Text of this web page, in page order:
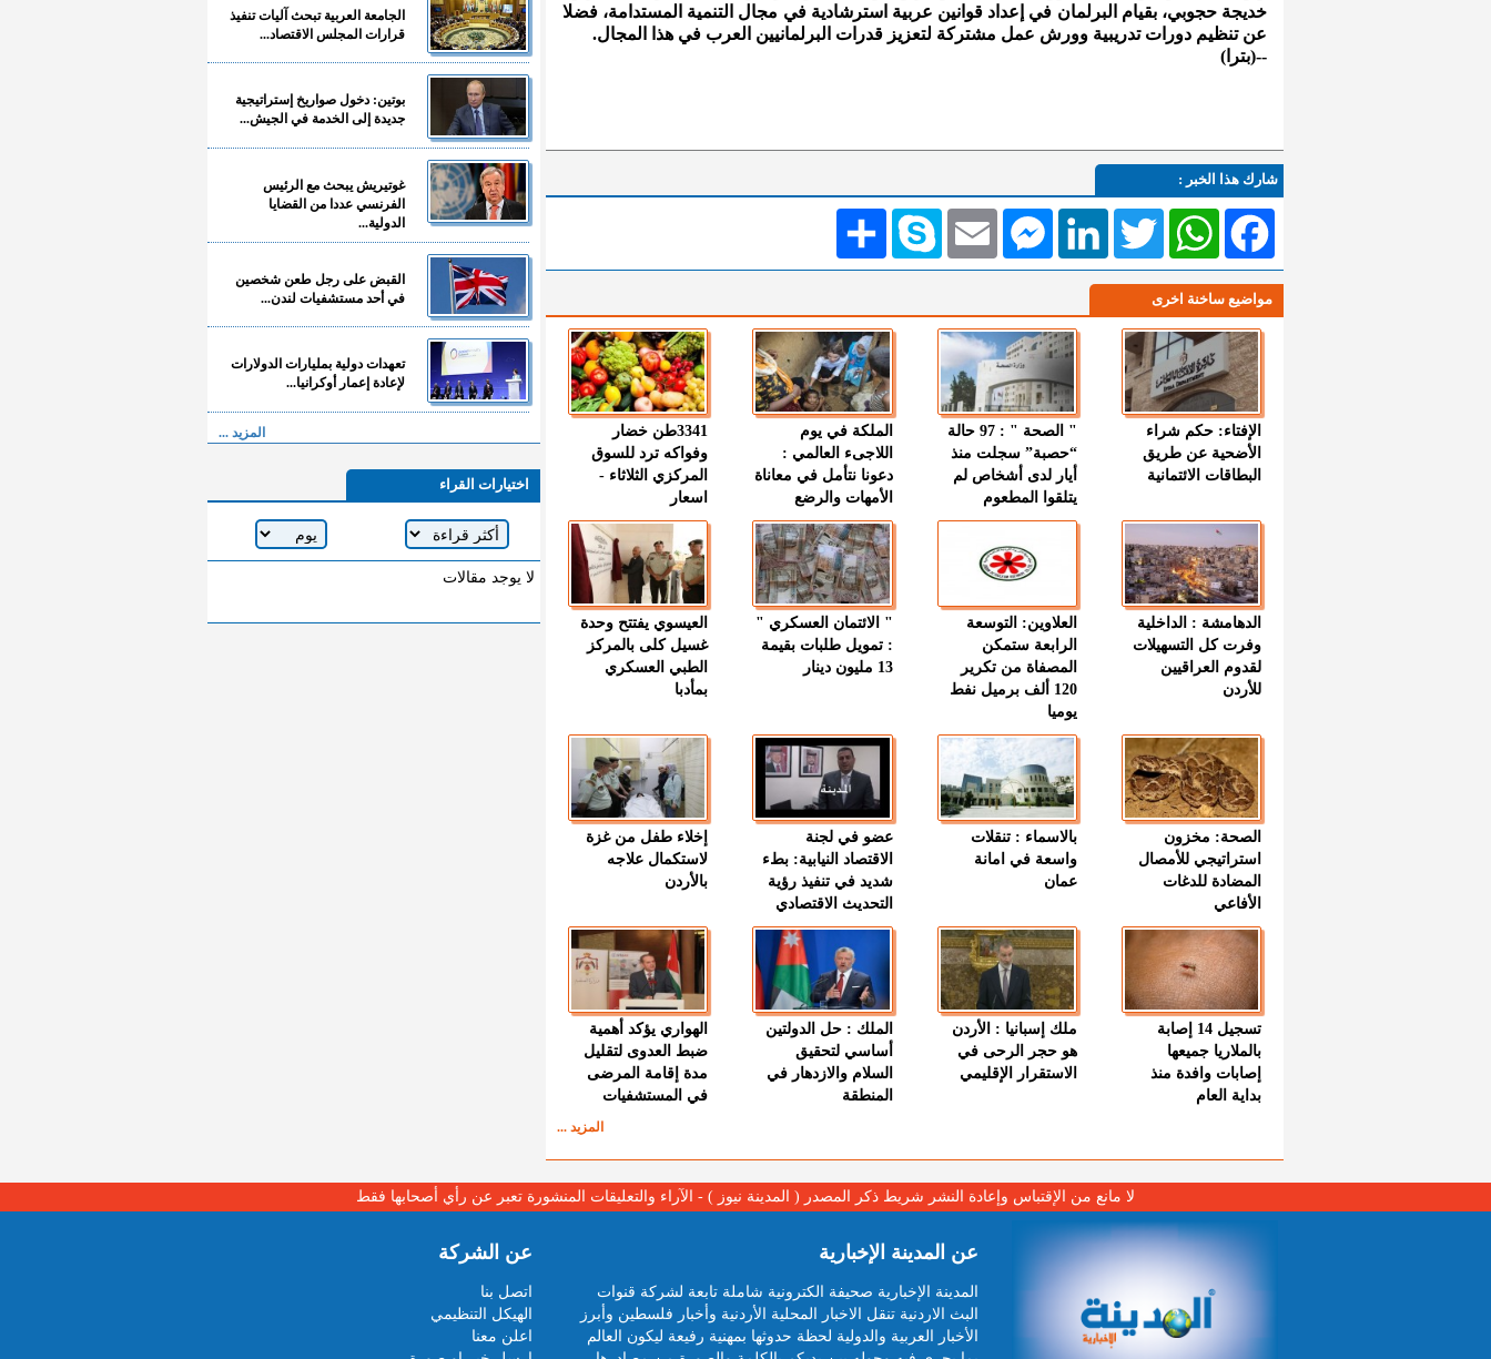
خديجة حجوبي، بقيام البرلمان في إعداد قوانين عربية استرشادية في مجال التنمية المستدامة، فضلا
عن تنظيم دورات تدريبية وورش عمل مشتركة لتعزيز قدرات البرلمانيين العرب في هذا المجال.
--(بترا)
شارك هذا الخبر :
انشر Skype EmailMessengerLinkedIn TwitterWhatsAppFacebook
مواضيع ساخنة اخرى
الإفتاء: حكم شراء
الأضحية عن طريق
البطاقات الائتمانية
" الصحة " : 97 حالة
“حصبة” سجلت منذ
أيار لدى أشخاص لم
يتلقوا المطعوم
الملكة في يوم
اللاجىء العالمي :
دعونا نتأمل في معاناة
الأمهات والرضع
3341طن خضار
وفواكه ترد للسوق
المركزي الثلاثاء -
اسعار
الدهامشة : الداخلية
وفرت كل التسهيلات
لقدوم العراقيين
للأردن
العلاوين: التوسعة
الرابعة ستمكن
المصفاة من تكرير
120 ألف برميل نفط
يوميا
" الائتمان العسكري "
: تمويل طلبات بقيمة
13 مليون دينار
العيسوي يفتتح وحدة
غسيل كلى بالمركز
الطبي العسكري
بمأدبا
الصحة: مخزون
استراتيجي للأمصال
المضادة للدغات
الأفاعي
بالاسماء : تنقلات
واسعة في امانة
عمان
عضو في لجنة
الاقتصاد النيابية: بطء
شديد في تنفيذ رؤية
التحديث الاقتصادي
إخلاء طفل من غزة
لاستكمال علاجه
بالأردن
تسجيل 14 إصابة
بالملاريا جميعها
إصابات وافدة منذ
بداية العام
ملك إسبانيا : الأردن
هو حجر الرحى في
الاستقرار الإقليمي
الملك : حل الدولتين
أساسي لتحقيق
السلام والازدهار في
المنطقة
الهواري يؤكد أهمية
ضبط العدوى لتقليل
مدة إقامة المرضى
في المستشفيات
المزيد ...
الجامعة العربية تبحث آليات تنفيذ
قرارات المجلس الاقتصاد...
بوتين: دخول صواريخ إستراتيجية
جديدة إلى الخدمة في الجيش...
غوتيريش يبحث مع الرئيس
الفرنسي عددا من القضايا
الدولية...
القبض على رجل طعن شخصين
في أحد مستشفيات لندن...
تعهدات دولية بمليارات الدولارات
لإعادة إعمار أوكرانيا...
المزيد ...
اختيارات القراء
لا يوجد مقالات
لا مانع من الإقتباس وإعادة النشر شريط ذكر المصدر ( المدينة نيوز ) - الآراء والتعليقات المنشورة تعبر عن رأي أصحابها فقط
عن المدينة الإخبارية
المدينة الإخبارية صحيفة الكترونية شاملة تابعة لشركة قنوات
البث الاردنية تنقل الاخبار المحلية الأردنية وأخبار فلسطين وأبرز
الأخبار العربية والدولية لحظة حدوثها بمهنية رفيعة ليكون العالم
عن الشركة
اتصل بنا
الهيكل التنظيمي
اعلن معنا